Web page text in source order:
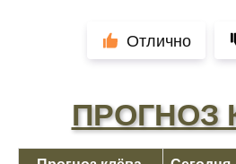
Отлично
ПРОГНОЗ